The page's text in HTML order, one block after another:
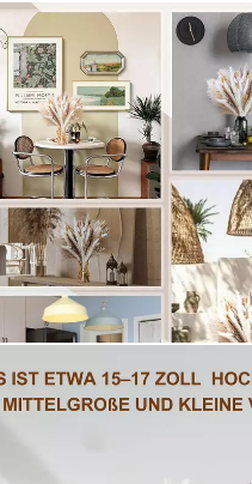
Trockenblumenstrauß,DIY
Deko für Hochzeit,